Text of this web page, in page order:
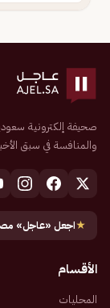
والمنافسة في سبق
★اجعل «عاجل»
الأقسام
المحليات